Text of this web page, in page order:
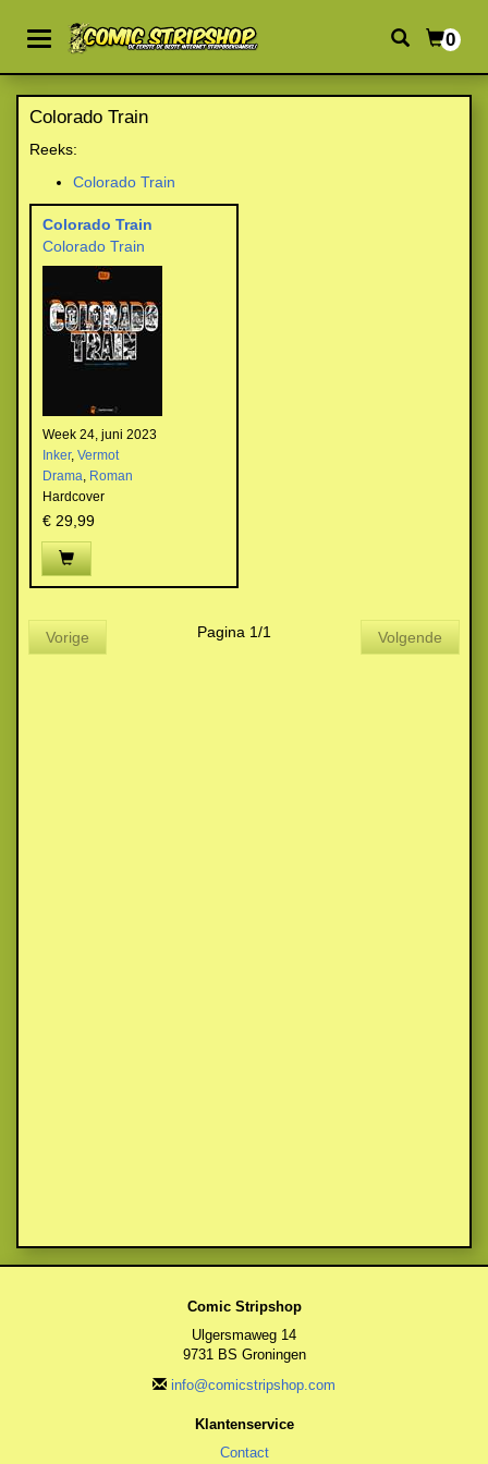
0
Colorado Train
Reeks:
Colorado Train
Colorado Train
Colorado Train
Week 24, juni 2023
Inker, Vermot
Drama, Roman
Hardcover
€ 29,99
Vorige Pagina 1/1 Volgende
Comic Stripshop
Ulgersmaweg 14
9731 BS Groningen
info@comicstripshop.com
Klantenservice
Contact